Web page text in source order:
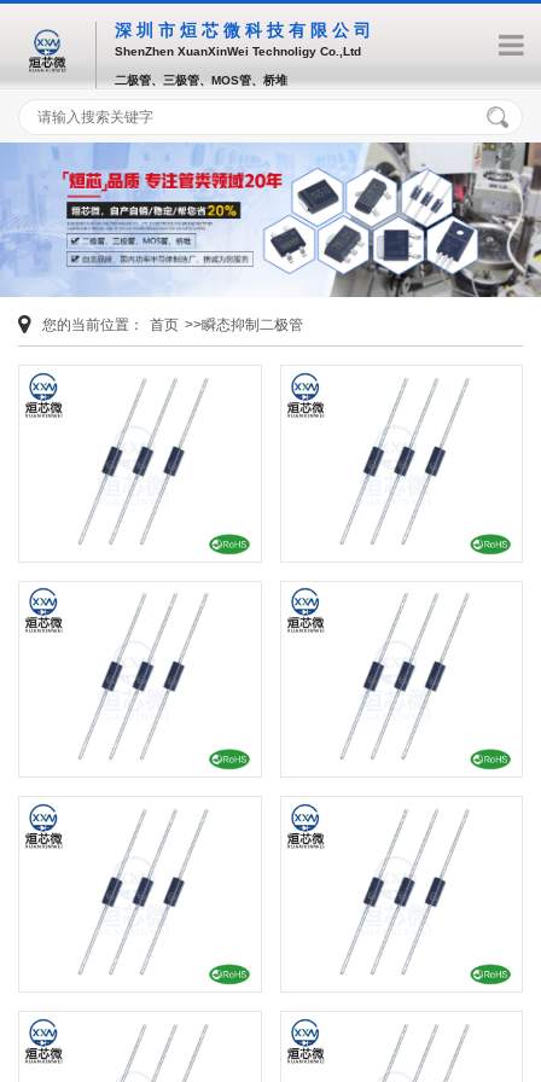
深圳市烜芯微科技有限公司
ShenZhen XuanXinWei Technoligy Co.,Ltd
二极管、三极管、MOS管、桥堆
您的当前位置： 首页 >>瞬态抑制二极管